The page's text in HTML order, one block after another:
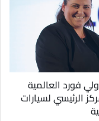
فورد العالمية
الرئيسي لسيارات